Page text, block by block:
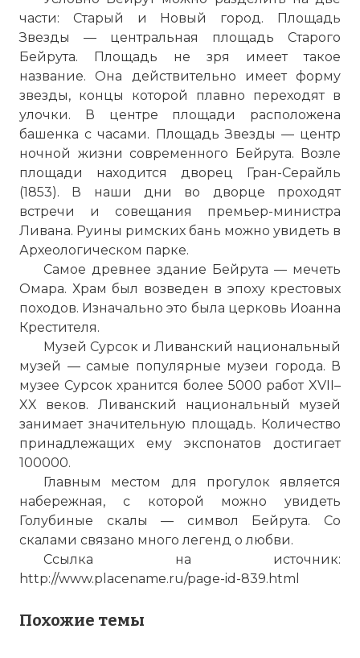
части: Старый и Новый город. Площадь
Звезды — центральная площадь Старого
Бейрута. Площадь не зря имеет такое
название. Она действительно имеет форму
звезды, концы которой плавно переходят в
улочки. В центре площади расположена
башенка с часами. Площадь Звезды — центр
ночной жизни современного Бейрута. Возле
площади находится дворец Гран-Серайль
(1853). В наши дни во дворце проходят
встречи и совещания премьер-министра
Ливана. Руины римских бань можно увидеть в
Археологическом парке.
Самое древнее здание Бейрута — мечеть
Омара. Храм был возведен в эпоху крестовых
походов. Изначально это была церковь Иоанна
Крестителя.
Музей Сурсок и Ливанский национальный
музей — самые популярные музеи города. В
музее Сурсок хранится более 5000 работ XVII–
XX веков. Ливанский национальный музей
занимает значительную площадь. Количество
принадлежащих ему экспонатов достигает
100000.
Главным местом для прогулок является
набережная, с которой можно увидеть
Голубиные скалы — символ Бейрута. Со
скалами связано много легенд о любви.
Ссылка на источник:
http://www.placename.ru/page-id-839.html
Похожие темы